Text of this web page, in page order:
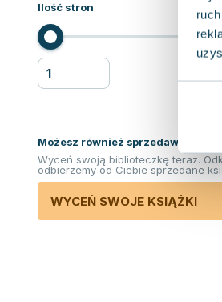
Ilość stron
Możesz również sprzedawać
Wyceń swoją biblioteczkę teraz.
odbierzemy od Ciebie sprzedane
WYCEŃ SWOJE KSIĄŻKI